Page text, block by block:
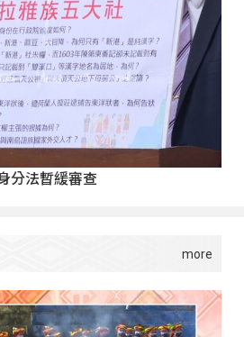
分法暫緩審查